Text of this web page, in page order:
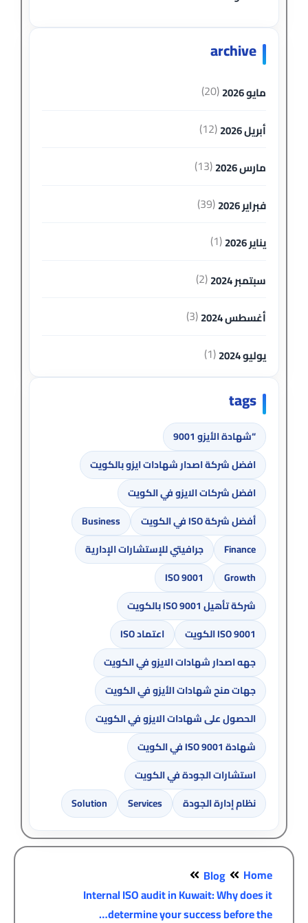
archive
مايو 2026 (20)
أبريل 2026 (12)
مارس 2026 (13)
فبراير 2026 (39)
يناير 2026 (1)
سبتمبر 2024 (2)
أغسطس 2024 (3)
يوليو 2024 (1)
tags
“شهادة الأيزو 9001
افضل شركة اصدار شهادات ايزو بالكويت
افضل شركات الايزو في الكويت
أفضل شركة ISO في الكويت
Business
Finance
جرافيتي للإستشارات الإدارية
Growth
ISO 9001
شركة تأهيل ISO 9001 بالكويت
ISO 9001 الكويت
اعتماد ISO
جهه اصدار شهادات الايزو في الكويت
جهات منح شهادات الأيزو في الكويت
الحصول على شهادات الايزو في الكويت
شهادة ISO 9001 في الكويت
استشارات الجودة في الكويت
نظام إدارة الجودة
Services
Solution
Home
Blog
Internal ISO audit in Kuwait: Why does it
determine your success before the…